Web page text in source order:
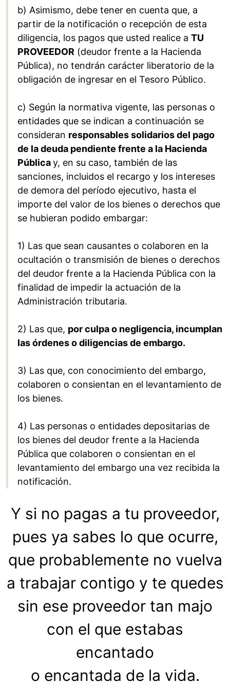
b) Asimismo, debe tener en cuenta que, a
partir de la notificación o recepción de esta
diligencia, los pagos que usted realice a TU
PROVEEDOR (deudor frente a la Hacienda
Pública), no tendrán carácter liberatorio de la
obligación de ingresar en el Tesoro Público.
c) Según la normativa vigente, las personas o
entidades que se indican a continuación se
consideran responsables solidarios del pago
de la deuda pendiente frente a la Hacienda
Públicay, en su caso, también de las
sanciones, incluidos el recargo y los intereses
de demora del período ejecutivo, hasta el
importe del valor de los bienes o derechos que
se hubieran podido embargar:
1) Las que sean causantes o colaboren en la
ocultación o transmisión de bienes o derechos
del deudor frente a la Hacienda Pública con la
finalidad de impedir la actuación de la
Administración tributaria.
2) Las que, por culpa o negligencia, incumplan
las órdenes o diligencias de embargo.
3) Las que, con conocimiento del embargo,
colaboren o consientan en el levantamiento de
los bienes.
4) Las personas o entidades depositarias de
los bienes del deudor frente a la Hacienda
Pública que colaboren o consientan en el
levantamiento del embargo una vez recibida la
notificación.
Y si no pagas a tu proveedor,
pues ya sabes lo que ocurre,
que probablemente no vuelva
a trabajar contigo y te quedes
sin ese proveedor tan majo
con el que estabas
encantado
o encantada de la vida.